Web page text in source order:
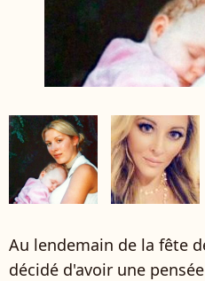
Au lendemain de la fête
décidé d'avoir une